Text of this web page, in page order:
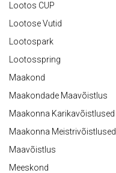
Lootos CUP
Lootose Vutid
Lootospark
Lootosspring
Maakond
Maakondade Maavõistlus
Maakonna Karikavõistlused
Maakonna Meistrivõistlused
Maavõistlus
Meeskond